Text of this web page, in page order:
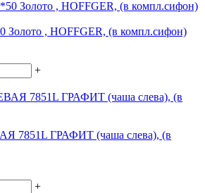
Золото , HOFFGER, (в компл.сифон)
+
7851L ГРАФИТ (чаша слева), (в
+